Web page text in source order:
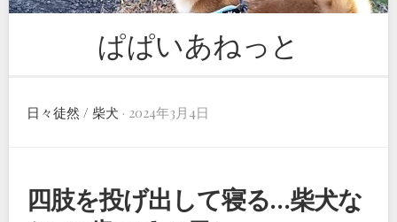
ぱぱいあねっと
日々徒然 / 柴犬 · 2024年3月4日
四肢を投げ出して寝る…柴犬な